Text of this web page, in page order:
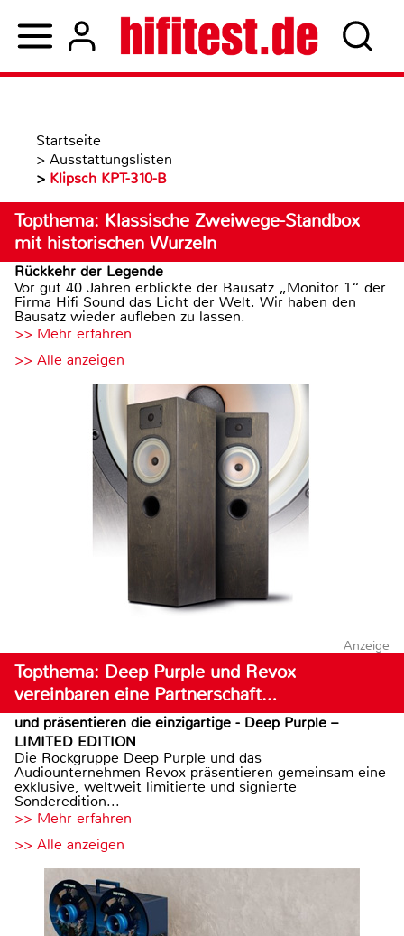
Startseite
> Ausstattungslisten
> Klipsch KPT-310-B
Topthema: Klassische Zweiwege-Standbox
mit historischen Wurzeln
Rückkehr der Legende
Vor gut 40 Jahren erblickte der Bausatz „Monitor 1“ der
Firma Hifi Sound das Licht der Welt. Wir haben den
Bausatz wieder aufleben zu lassen.
>> Mehr erfahren
>> Alle anzeigen
Anzeige
Topthema: Deep Purple und Revox
vereinbaren eine Partnerschaft…
und präsentieren die einzigartige - Deep Purple –
LIMITED EDITION
Die Rockgruppe Deep Purple und das
Audiounternehmen Revox präsentieren gemeinsam eine
exklusive, weltweit limitierte und signierte
Sonderedition...
>> Mehr erfahren
>> Alle anzeigen